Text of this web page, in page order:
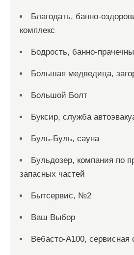
Благодать, банно-
комплекс
Бодрость, банно-
Большая медведица,
Большой Болт
Буксир, служба
Буль-Буль, сауна
Бульдозер, компания по
запасных частей
Бытсервис, №2
Ваш Выбор
Вебасто-А100, сервисная